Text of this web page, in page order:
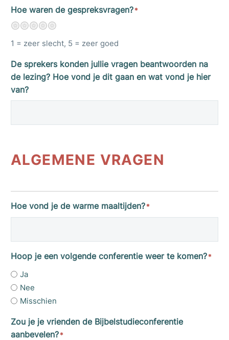
Hoe waren de gespreksvragen?*
4
3
2
1
1 = zeer slecht, 5 = zeer goed
De sprekers konden jullie vragen beantwoorden na
de lezing? Hoe vond je dit gaan en wat vond je hier
van?
ALGEMENE VRAGEN
Hoe vond je de warme maaltijden?*
Hoop je een volgende conferentie weer te komen?*
Ja
Nee
Misschien
Zou je je vrienden de Bijbelstudieconferentie
aanbevelen?*